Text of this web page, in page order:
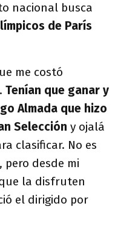
nacional busca
de París
me costó
Tenían que ganar y
Almada que hizo
Selección y ojalá
clasificar. No es
desde mi
la disfruten
el dirigido por